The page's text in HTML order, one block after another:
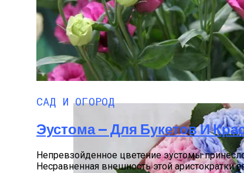
САД И ОГОРОД
Эустома — Для Букетов И
Непревзойденное цветение эустомы
Несравненная внешность этой аристократки